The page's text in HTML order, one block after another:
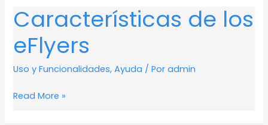
Características de los
eFlyers
Uso y Funcionalidades,Ayuda / Poradmin
Características
de
los
Read More »